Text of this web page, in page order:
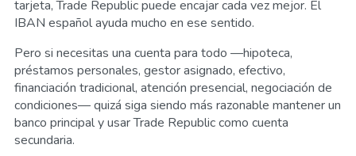
tarjeta, Trade Republic puede encajar cada vez mejor. El
IBAN español ayuda mucho en ese sentido.
Pero si necesitas una cuenta para todo —hipoteca,
préstamos personales, gestor asignado, efectivo,
financiación tradicional, atención presencial, negociación de
condiciones— quizá siga siendo más razonable mantener un
banco principal y usar Trade Republic como cuenta
secundaria.